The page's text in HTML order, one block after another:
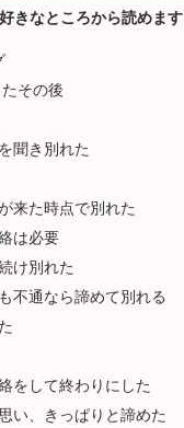
好きなところから読めます
その後
聞き別れた
来た時点で別れた
は必要
け別れた
不通なら諦めて別れる
をして終わりにした
い、きっぱりと諦めた